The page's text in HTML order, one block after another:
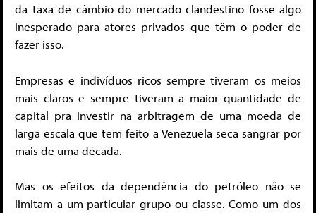
da taxa de câmbio do mercado clandestino fosse algo
inesperado para atores privados que têm o poder de
fazer isso.
Empresas e indivíduos ricos sempre tiveram os meios
mais claros e sempre tiveram a maior quantidade de
capital pra investir na arbitragem de uma moeda de
larga escala que tem feito a Venezuela seca sangrar por
mais de uma década.
Mas os efeitos da dependência do petróleo não se
limitam a um particular grupo ou classe. Como um dos